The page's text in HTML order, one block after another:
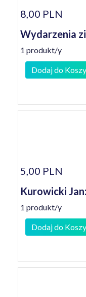
8,00 PLN
Wydarzenia
1 produkt/y
Dodaj do
5,00 PLN
Kurowicki
1 produkt/y
Dodaj do